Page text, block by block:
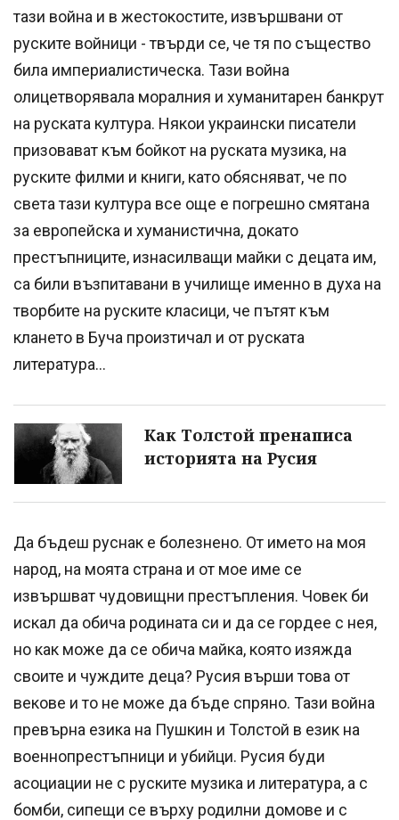
тази война и в жестокостите, извършвани от
руските войници - твърди се, че тя по същество
била империалистическа. Тази война
олицетворявала моралния и хуманитарен банкрут
на руската култура. Някои украински писатели
призовават към бойкот на руската музика, на
руските филми и книги, като обясняват, че по
света тази култура все още е погрешно смятана
за европейска и хуманистична, докато
престъпниците, изнасилващи майки с децата им,
са били възпитавани в училище именно в духа на
творбите на руските класици, че пътят към
клането в Буча произтичал и от руската
литература...
Как Толстой пренаписа
историята на Русия
Да бъдеш руснак е болезнено. От името на моя
народ, на моята страна и от мое име се
извършват чудовищни престъпления. Човек би
искал да обича родината си и да се гордее с нея,
но как може да се обича майка, която изяжда
своите и чуждите деца? Русия върши това от
векове и то не може да бъде спряно. Тази война
превърна езика на Пушкин и Толстой в език на
военнопрестъпници и убийци. Русия буди
асоциации не с руските музика и литература, а с
бомби, сипещи се върху родилни домове и с